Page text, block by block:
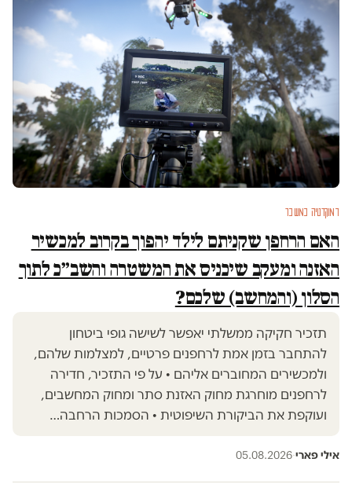
דמוקרטיה במשבר
האם הרחפן שקניתם לילד יהפוך בקרוב למכשיר
האזנה ומעקב שיכניס את המשטרה והשב״כ לתוך
הסלון (והמחשב) שלכם?
תזכיר חקיקה ממשלתי יאפשר לשישה גופי ביטחון
להתחבר בזמן אמת לרחפנים פרטיים, למצלמות שלהם,
ולמכשירים המחוברים אליהם • על פי התזכיר, חדירה
לרחפנים מוחרגת מחוק האזנת סתר ומחוק המחשבים,
ועוקפת את הביקורת השיפוטית • הסמכות הרחבה…
אילי פארי·
05.08.2026